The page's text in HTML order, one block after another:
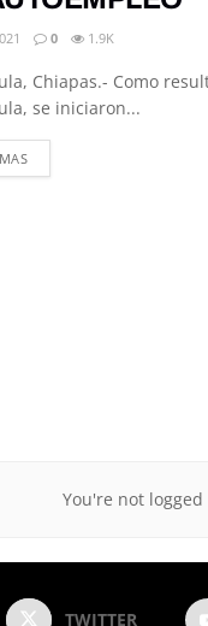
0 1.9K
Chiapas.- Como
se iniciaron...
DETAILS
You're not
TWITTER